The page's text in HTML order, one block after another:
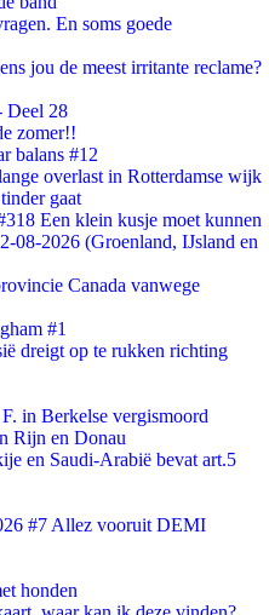
En soms goede
jou de meest irritante reclame?
Deel 28
zomer!!
balans #12
overlast in Rotterdamse wijk
gaat
Een klein kusje moet kunnen
08-2026 (Groenland, IJsland en
Canada vanwege
#1
dreigt op te rukken richting
in Berkelse vergismoord
Rijn en Donau
en Saudi-Arabië bevat art.5
#7 Allez vooruit DEMI
honden